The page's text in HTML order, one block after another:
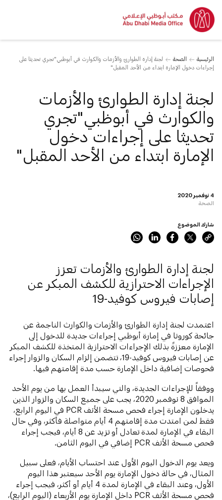
الرئيسية الصحة
لجنة إدارة الطوارئ والأزمات والكوارث في أبوظبي"تجري تحديثا على
إجراءات دخول الإمارة ابتداء من الأحد المقبل"
4 نوفمبر 2020
الصحة
لجنة إدارة الطوارئ والأزمات
والكوارث في أبوظبي"تجري
تحديثا على إجراءات دخول
الإمارة ابتداء من الأحد المقبل"
لجنة إدارة الطوارئ والأزمات تعزز
الإجراءات الاحترازية للكشف المبكر عن
إصابات فيروس كوفيد-19
شارك الموضوع
اعتمدت لجنة إدارة الطوارئ والأزمات والكوارث الناجمة عن
جائحة كورونا في إمارة أبوظبي إجراءات جديدة للدخول إلى
الإمارة معززةً بذلك الإجراءات الاحترازية المتخذة للكشف المبكر
عن إصابات فيروس كوفيد-19، تتضمن إلزام السكان والزوار إجراء
فحوصات إضافية داخل الإمارة حسب مدة إقامتهم فيها.
ووفقاً للإجراءات الجديدة، والتي سيبدأ العمل بها من يوم الأحد
الموافق 8 نوفمبر 2020، يجب على جميع السكان والزوار الذين
يدخلون الإمارة إجراء فحص مسحة الأنف PCR في اليوم الرابع،
فقط لمن امتدت مدة إقامتهم 4 أيام متواصلة فأكثر، وفي حال
البقاء في الإمارة لمدة تعادل أو تزيد عن 8 أيام، فيجب إجراء
فحص مسحة الأنف PCR إضافي في اليوم الثامن.
ويعد يوم الدخول اليوم الأول عند احتساب الأيام، فعلى سبيل
المثال، في حالة دخول الإمارة يوم الأحد سيعتبر هذا اليوم
الأول، وعند البقاء في الإمارة لمدة 4 أيام أو أكثر، فيجب إجراء
فحص مسحة الأنف PCR داخل الإمارة يوم الأربعاء (اليوم الرابع)،